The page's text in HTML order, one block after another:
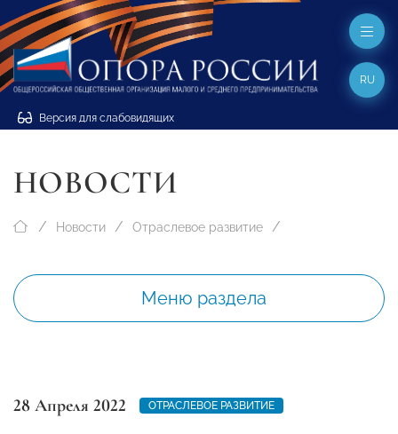
Версия для слабовидящих
RU
НОВОСТИ
Новости Отраслевое развитие
Меню раздела
28 Апреля 2022 ОТРАСЛЕВОЕ РАЗВИТИЕ